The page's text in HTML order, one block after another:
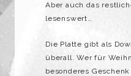
Aber auch das
lesenswert…
Die Platte gibt als
überall. Wer für
besonderes